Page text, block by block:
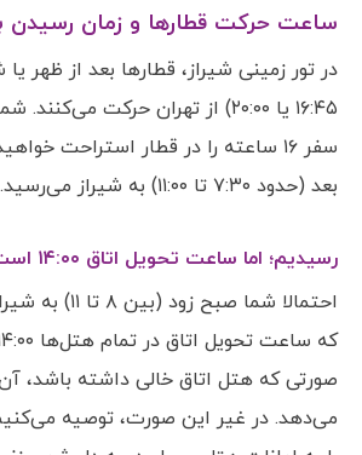
ساعت حرکت قطارها و زمان رسیدن
در تور زمینی شیراز، قطارها بعد از ظهر
۱۶:۴۵ یا ۲۰:۰۰) از تهران حرکت
سفر ۱۶ ساعته را در قطار استراحت
بعد (حدود ۷:۳۰ تا ۱۱:۰۰) به شیراز می‌رسید.
رسیدیم؛ اما ساعت تحویل اتاق ۱۴:۰۰ است!
احتمالا شما صبح
صورتی که هتل اتاق خالی داشته باشد، آن
می‌دهد. در غیر این صورت، توصیه